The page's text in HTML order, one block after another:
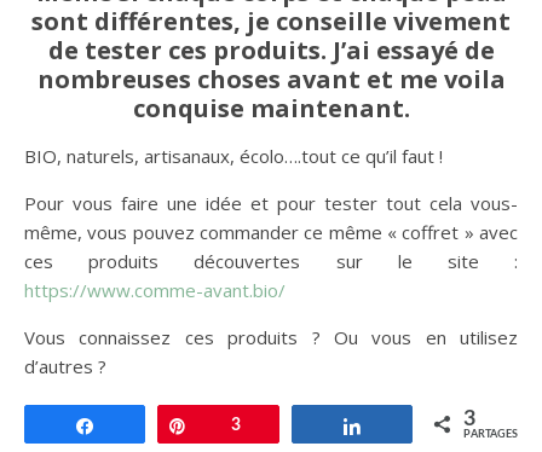
sont différentes, je conseille vivement
de tester ces produits. J’ai essayé de
nombreuses choses avant et me voila
conquise maintenant.
BIO, naturels, artisanaux, écolo….tout ce qu’il faut !
Pour vous faire une idée et pour tester tout cela vous-
même, vous pouvez commander ce même « coffret » avec
ces produits découvertes sur le site :
https://www.comme-avant.bio/
Vous connaissez ces produits ? Ou vous en utilisez
d’autres ?
Partagez Enregistrer
3 Partagez 3
PARTAGES